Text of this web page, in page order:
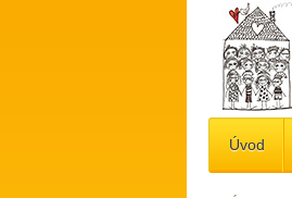
Úvod